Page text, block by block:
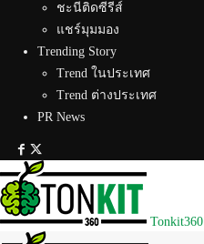
ชะนีติดซีรีส์
แชร์มุมมอง
Trending Story
Trend ในประเทศ
Trend ต่างประเทศ
PR News
Tonkit360